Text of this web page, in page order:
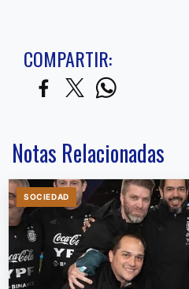
COMPARTIR:
Notas Relacionadas
SOCIEDAD